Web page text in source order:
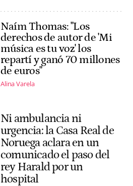
Naím Thomas: "Los
derechos de autor de 'Mi
música es tu voz' los
repartí y ganó 70 millones
de euros"
Alina Varela
Ni ambulancia ni
urgencia: la Casa Real de
Noruega aclara en un
comunicado el paso del
rey Harald por un
hospital